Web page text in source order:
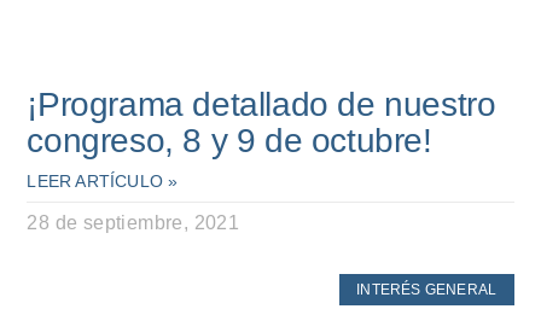
¡Programa detallado de nuestro
congreso, 8 y 9 de octubre!
LEER ARTÍCULO »
28 de septiembre, 2021
INTERÉS GENERAL